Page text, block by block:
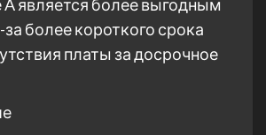
является более выгодным
более короткого срока
платы за досрочное